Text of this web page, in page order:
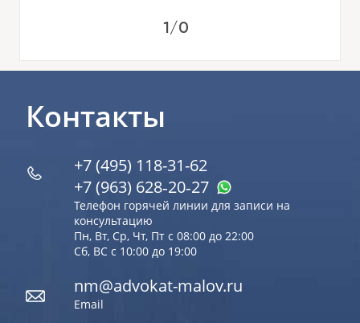
1/0
Контакты
+7 (495) 118-31-62
+7 (963) 628‑20‑27
Телефон горячей линии для записи на
консультацию
Пн, Вт, Ср, Чт, Пт с 08:00 до 22:00
Сб, ВС с 10:00 до 19:00
nm@advokat-malov.ru
Email